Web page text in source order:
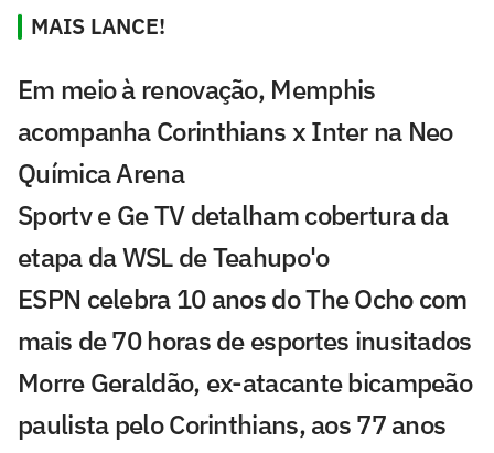
MAIS LANCE!
Em meio à renovação, Memphis
acompanha Corinthians x Inter na Neo
Química Arena
Sportv e Ge TV detalham cobertura da
etapa da WSL de Teahupo'o
ESPN celebra 10 anos do The Ocho com
mais de 70 horas de esportes inusitados
Morre Geraldão, ex-atacante bicampeão
paulista pelo Corinthians, aos 77 anos